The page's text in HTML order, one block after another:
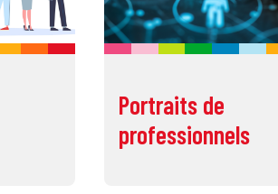
Portraits de
professionnels